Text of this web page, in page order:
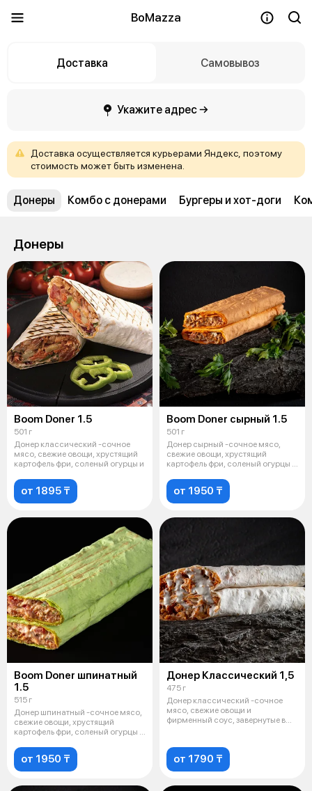
BoMazza
Доставка Самовывоз
Укажите адрес →
Доставка осуществляется курьерами Яндекс, поэтому
стоимость можетбыть изменена.
Донеры Комбо с донерами Бургеры и хот-доги
Донеры
Boom Doner 1.5
501 г
Донер классический -сочное
мясо, свежие овощи, хрустящий
картофель фри, соленый огурцы и
от 1895 ₸
Boom Doner сырный 1.5
501 г
Донер сырный -сочное мясо,
свежие овощи, хрустящий
картофель фри, соленый огурцы и
от 1950 ₸
Boom Doner шпинатный
1.5
515 г
Донер шпинатный -сочное мясо,
свежие овощи, хрустящий
картофель фри, соленый огурцы и
от 1950 ₸
Донер Классический 1,5
475 г
Донер классический -сочное
мясо, свежие овощи и
фирменный соус, завернутые в
от 1790 ₸